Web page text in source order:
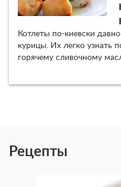
Котлеты по-киевски
курицы. Их легко узнать
горячему сливочному
Рецепты